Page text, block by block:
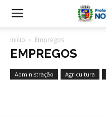
Início Empregos
EMPREGOS
Administração Agricultura